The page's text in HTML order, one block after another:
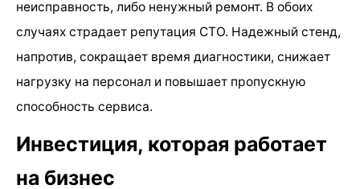
неисправность, либо ненужный ремонт. В обоих
случаях страдает репутация СТО. Надежный стенд,
напротив, сокращает время диагностики, снижает
нагрузку на персонал и повышает пропускную
способность сервиса.
Инвестиция, которая работает
на бизнес